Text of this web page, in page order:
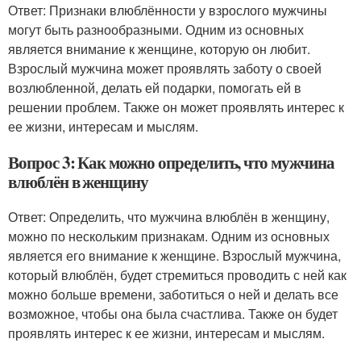
Ответ: Признаки влюблённости у взрослого мужчины
могут быть разнообразными. Одним из основных
является внимание к женщине, которую он любит.
Взрослый мужчина может проявлять заботу о своей
возлюбленной, делать ей подарки, помогать ей в
решении проблем. Также он может проявлять интерес к
ее жизни, интересам и мыслям.
Вопрос 3: Как можно определить, что мужчина
влюблён в женщину
Ответ: Определить, что мужчина влюблён в женщину,
можно по нескольким признакам. Одним из основных
является его внимание к женщине. Взрослый мужчина,
который влюблён, будет стремиться проводить с ней как
можно больше времени, заботиться о ней и делать все
возможное, чтобы она была счастлива. Также он будет
проявлять интерес к ее жизни, интересам и мыслям.